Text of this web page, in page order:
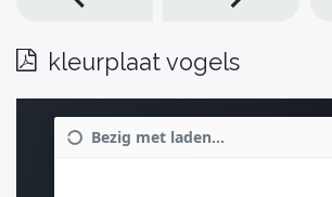
kleurplaat vogels